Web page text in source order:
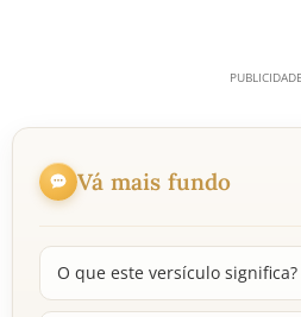
Vá mais fundo
O que este versículo significa?